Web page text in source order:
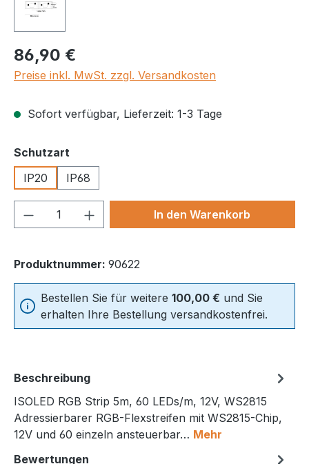
Regulärer Preis:
86,90 €
Preise inkl. MwSt. zzgl. Versandkosten
Sofort verfügbar, Lieferzeit: 1-3 Tage
Schutzart
IP20
IP68
Produkt Anzahl: Gib denIn den Warenkorb
Produktnummer: 90622
Bestellen Sie für weitere 100,00 € und Sie
erhalten Ihre Bestellung versandkostenfrei.
Beschreibung
ISOLED RGB Strip 5m, 60 LEDs/m, 12V, WS2815
Adressierbarer RGB-Flexstreifen mit WS2815-Chip,
12V und 60 einzeln ansteuerbar… Mehr
Bewertungen